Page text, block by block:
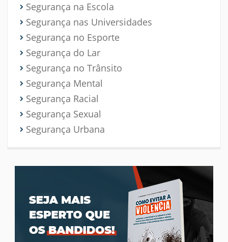
Segurança na Escola
Segurança nas Universidades
Segurança no Esporte
Segurança do Lar
Segurança no Trânsito
Segurança Mental
Segurança Racial
Segurança Sexual
Segurança Urbana